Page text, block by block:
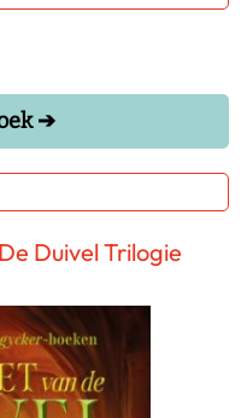
➔
Duivel Trilogie